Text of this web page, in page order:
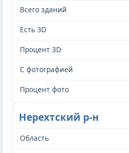
Нерехтский р-н